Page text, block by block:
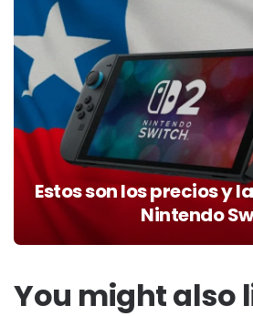
Estos son los precios y
Nintendo
You might also